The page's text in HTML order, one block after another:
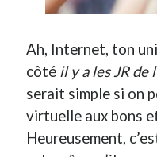
Derniers Commentaires
Entretien ménagerdans T’as
dansC’était pas mieux
Renaud Ducher dans
Ah, Internet, ton
côté il y a les JR de
serait simple si on
virtuelle aux bons
Heureusement,